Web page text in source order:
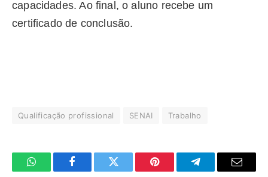
capacidades. Ao final, o aluno recebe um
certificado de conclusão.
Qualificação profissional SENAI Trabalho
WhatsAppFacebookTwitter Pinterest TelegramaE-